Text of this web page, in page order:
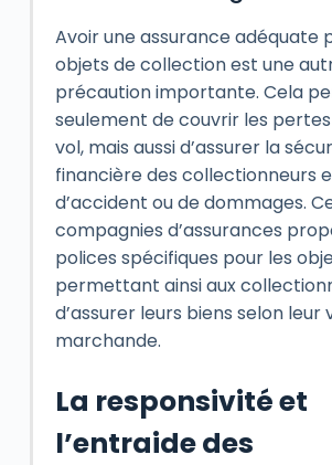
Avoir une assurance adéquate
objets de collection est une
précaution importante. Cela
seulement de couvrir les
vol, mais aussi d’assurer la
financière des collectionneurs
d’accident ou de dommages.
compagnies d’assurances
polices spécifiques pour les
permettant ainsi aux
d’assurer leurs biens selon leur
marchande.
La responsivité et
l’entraide des